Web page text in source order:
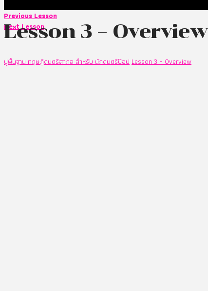
Previous Lesson
Next Lesson
Lesson 3 – Overview
ปูพื้นฐาน ทฤษฎีดนตรีสากล สำหรับ นักดนตรีป๊อป Lesson 3 – Overview